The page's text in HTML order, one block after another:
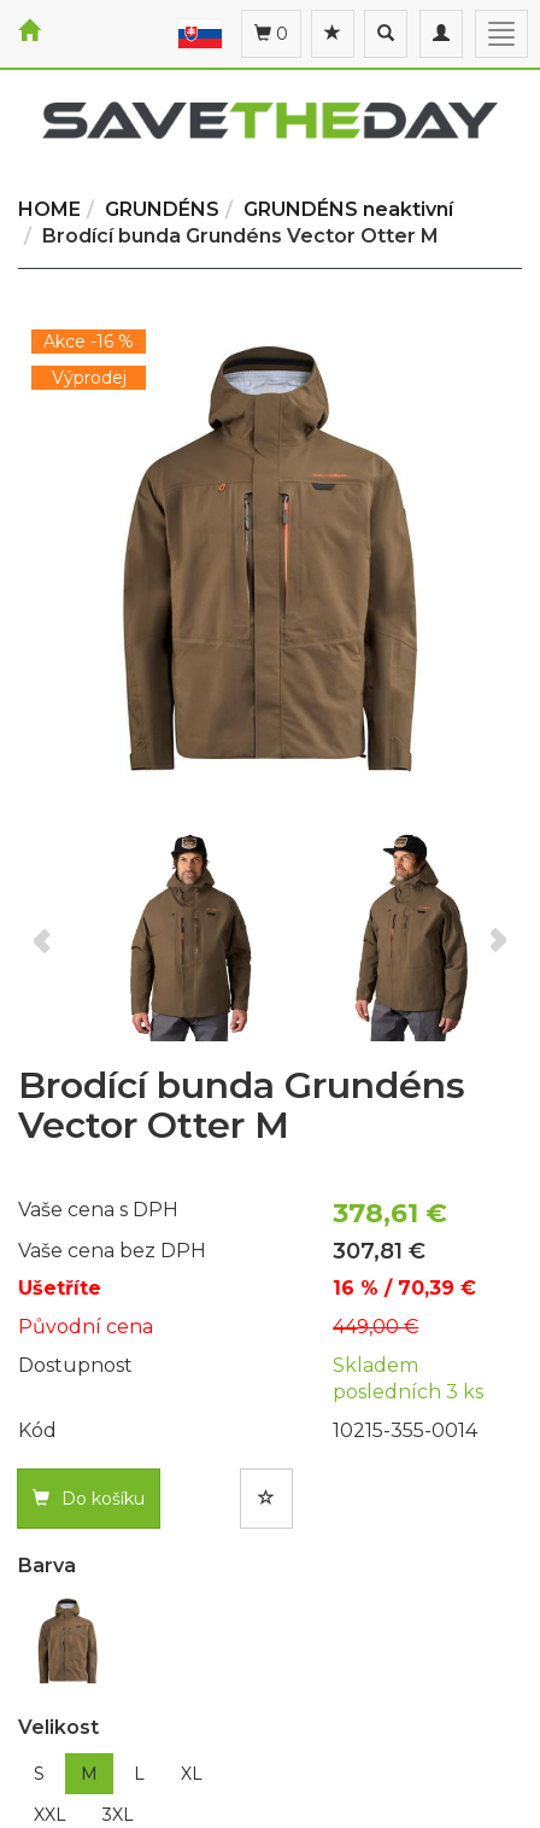
Toggle
navigation
Toggle
search
0
HOME GRUNDÉNS
GRUNDÉNS neaktivní
Brodící bunda Grundéns Vector Otter M
Akce -16 %
Výprodej
Brodící bunda Grundéns
Vector Otter M
Vaše cena s DPH 378,61 €
Vaše cena bez DPH 307,81 €
Ušetříte
16 % / 70,39 €
Původní cena
449,00 €
Dostupnost
Skladem
posledních 3 ks
Kód
10215-355-0014
Do košíku
Barva
Velikost
S M L
XL
XXL
3XL